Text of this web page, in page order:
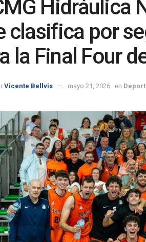
Hidráulica
clasifica por
la Final Four
Vicente Bellvis mayo 21, 2026 en